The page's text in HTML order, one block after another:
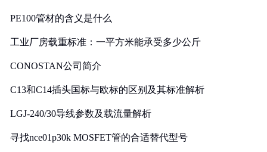
PE100管材的含义是什么
工业厂房载重标准：一平方米能承受多少公斤
CONOSTAN公司简介
C13和C14插头国标与欧标的区别及其标准解析
LGJ-240/30导线参数及载流量解析
寻找nce01p30k MOSFET管的合适替代型号